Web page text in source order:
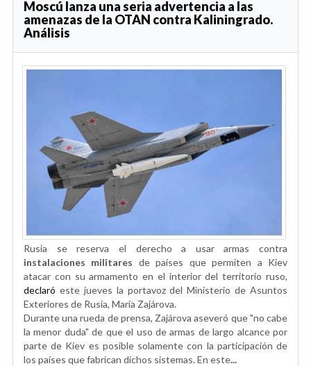
Moscú lanza una seria advertencia a las
amenazas de la OTAN contra Kaliningrado.
Análisis
Rusia se reserva el derecho a usar armas contra
instalaciones militares de países que permiten a Kiev
atacar con su armamento en el interior del territorio ruso,
declaró este jueves la portavoz del Ministerio de Asuntos
Exteriores de Rusia, María Zajárova.
Durante una rueda de prensa, Zajárova aseveró que "no cabe
la menor duda" de que el uso de armas de largo alcance por
parte de Kiev es posible solamente con la participación de
los países que fabrican dichos sistemas. En este...